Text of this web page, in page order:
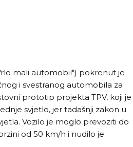
mali automobil") pokrenut je
i svestranog automobila za
prototip projekta TPV, koji je
svjetlo, jer tadašnji zakon u
Vozilo je moglo prevoziti do
od 50 km/h i nudilo je